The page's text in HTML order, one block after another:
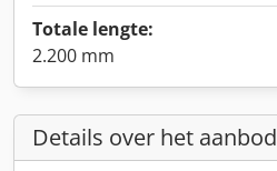
Totale lengte:
2.200 mm
Details over het aanbod